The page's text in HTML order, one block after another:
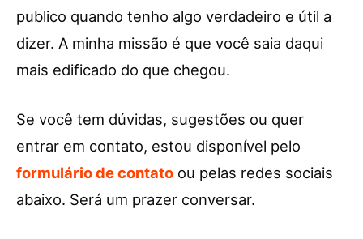
publico quando tenho algo verdadeiro e útil a
dizer. A minha missão é que você saia daqui
mais edificado do que chegou.
Se você tem dúvidas, sugestões ou quer
entrar em contato, estou disponível pelo
formulário de contato ou pelas redes sociais
abaixo. Será um prazer conversar.